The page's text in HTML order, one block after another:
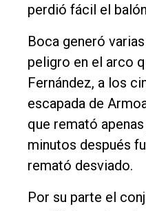
perdió fácil el
Boca generó
peligro en el arco
Fernández, a los
escapada de
que remató
minutos después
remató desviado.
Por su parte el